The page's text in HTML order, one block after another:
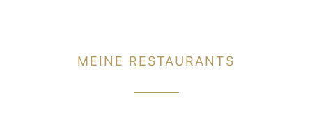
MEINE RESTAURANTS